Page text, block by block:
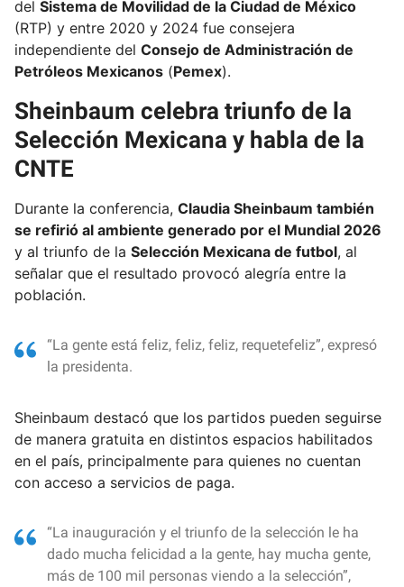
del Sistema de Movilidad de la Ciudad de México
(RTP) y entre 2020 y 2024 fue consejera
independiente del Consejo de Administración de
Petróleos Mexicanos (Pemex).
Sheinbaum celebra triunfo de la
Selección Mexicana y habla de la
CNTE
Durante la conferencia, Claudia Sheinbaum también
se refirió al ambiente generado por el Mundial 2026
y al triunfo de la Selección Mexicana de futbol, al
señalar que el resultado provocó alegría entre la
población.
“La gente está feliz, feliz, feliz, requetefeliz”, expresó
la presidenta.
Sheinbaum destacó que los partidos pueden seguirse
de manera gratuita en distintos espacios habilitados
en el país, principalmente para quienes no cuentan
con acceso a servicios de paga.
“La inauguración y el triunfo de la selección le ha
dado mucha felicidad a la gente, hay mucha gente,
más de 100 mil personas viendo a la selección”,